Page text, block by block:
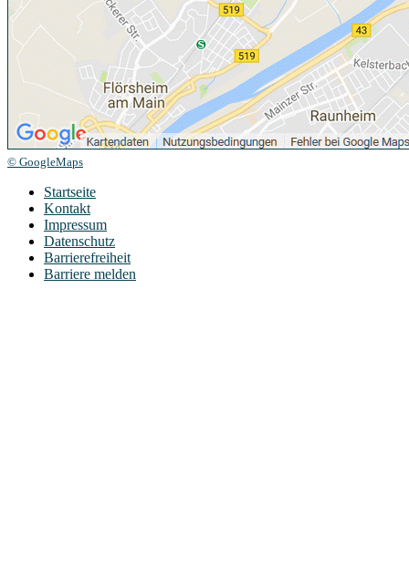
© GoogleMaps
Startseite
Kontakt
Impressum
Datenschutz
Barrierefreiheit
Barriere melden